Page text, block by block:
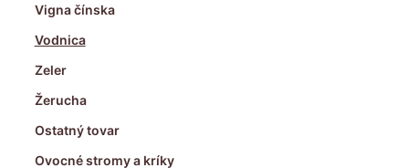
Vigna čínska
Vodnica
Zeler
Žerucha
Ostatný tovar
Ovocné stromy a kríky